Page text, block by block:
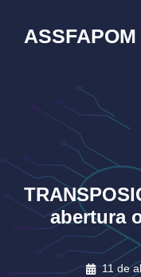
ASSFAPOM
abertura
11 de